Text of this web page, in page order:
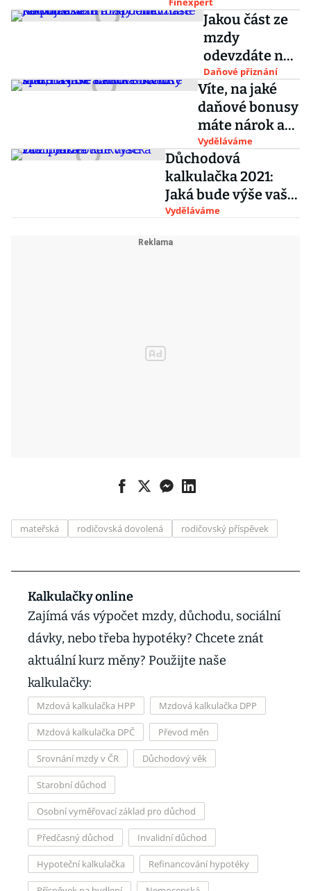
stát?
Jakou část ze
mzdy
odevzdáte na
pojistném a
na daních?
Pomůže vám
to spočítat
naše
kalkulačka
Daňové přiznání
Víte, na jaké
daňové bonusy
máte nárok a
kolik odvádíte
státu? Naše
kalkulačka to
spočítá
Vyděláváme
Důchodová
kalkulačka 2021:
Jaká bude výše vaší
penze?
Vyděláváme
mateřská rodičovská dovolená rodičovský příspěvek
Kalkulačky online
Zajímá vás výpočet mzdy, důchodu, sociální
dávky, nebo třeba hypotéky? Chcete znát
aktuální kurz měny? Použijte naše
kalkulačky:
Mzdová kalkulačka HPP Mzdová kalkulačka DPP
Mzdová kalkulačka DPČ Převod měn
Srovnání mzdy v ČR Důchodový věk
Starobní důchod
Osobní vyměřovací základ pro důchod
Předčasný důchod Invalidní důchod
Hypoteční kalkulačka Refinancování hypotéky